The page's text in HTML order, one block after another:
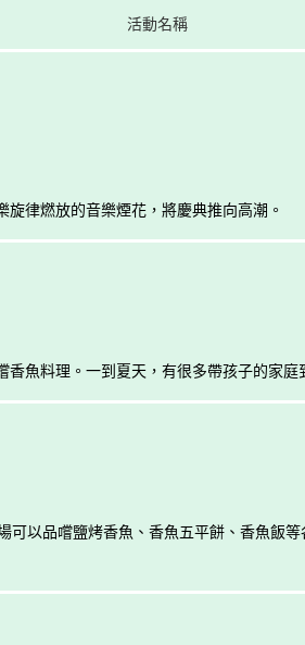
活動名稱
律燃放的音樂煙花，將慶典推向高潮。
魚料理。一到夏天，有很多帶孩子的家
以品嚐鹽烤香魚、香魚五平餅、香魚飯